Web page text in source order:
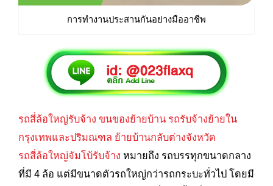
การทำงานประสานกันอย่างมืออาชีพ
รถสี่ล้อใหญ่รับจ้าง ขนของย้ายบ้าน รถรับจ้างย้ายใน
กรุงเทพและปริมณฑล ย้ายบ้านกลับต่างจังหวัด
รถสี่ล้อใหญ่จัมโบ้รับจ้าง หมายถึง รถบรรทุกขนาดกลาง
ที่มี 4 ล้อ แต่มีขนาดตัวรถใหญ่กว่ารถกระบะทั่วไป โดยมี